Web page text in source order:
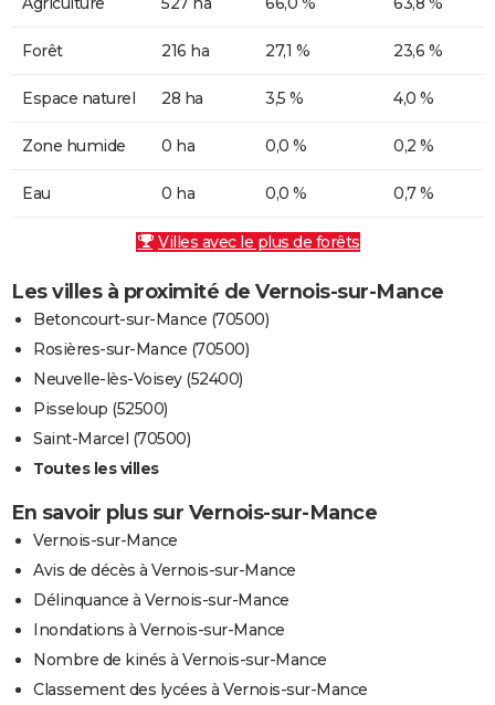
Forêt 216 ha 27,1 % 23,6 %
Espace naturel 28 ha 3,5 % 4,0 %
Zone humide 0 ha 0,0 % 0,2 %
Eau 0 ha 0,0 % 0,7 %
Villes avec le plus de forêts
Les villes à proximité de Vernois-sur-Mance
Betoncourt-sur-Mance (70500)
Rosières-sur-Mance (70500)
Neuvelle-lès-Voisey (52400)
Pisseloup (52500)
Saint-Marcel (70500)
Toutes les villes
En savoir plus sur Vernois-sur-Mance
Vernois-sur-Mance
Avis de décès à Vernois-sur-Mance
Délinquance à Vernois-sur-Mance
Inondations à Vernois-sur-Mance
Nombre de kinés à Vernois-sur-Mance
Classement des lycées à Vernois-sur-Mance